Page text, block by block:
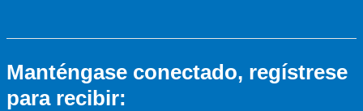
Manténgase conectado, regístrese
para recibir: